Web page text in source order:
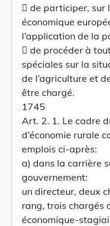
 de participer, sur
économique
l’application de la
 de procéder à
spéciales sur la
de l’agriculture et
être chargé.
1745
Art. 2. 1. Le cadre
d’économie rurale
emplois ci-après:
a) dans la carrière
gouvernement:
un directeur, deux
rang, trois chargés
économique-